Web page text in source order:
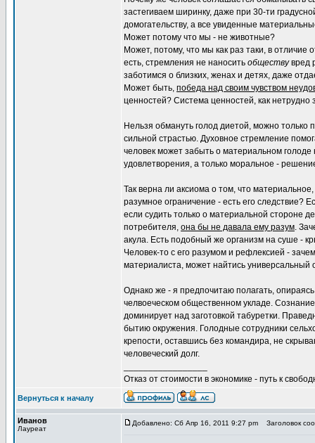
застегиваем ширинку, даже при 30-ти
домогательству, а все увиденные
Может потому что мы - не животные?
Может, потому, что мы как раз таки, в отличие
есть, стремления не наносить обществувред
заботимся о близких, женах и детях, даже
Может быть, победа над своим чувством
ценностей? Система ценностей, как нетрудно
Нельзя обмануть голод диетой, можно только
сильной страстью. Духовное стремление
человек может забыть о материальном
удовлетворения, а только моральное -
Так верна ли аксиома о том, что
разумное ограничение - есть его следствие?
если судить только о материальной стороне
потребителя, она бы не давала ему разум.
акула. Есть подобный же организм на суше -
Человек-то с его разумом и рефлексией -
материалиста, может найтись
Однако же - я предпочитаю полагать,
челвоеческом общественном укладе.
доминирует над заготовкой табуретки.
бытию окружения. Голодные сотрудники
крепости, оставшись без командира, не
человеческий долг.
Отказ от стоимости в экономике - путь к
Вернуться к началу
Иванов
Лауреат
Добавлено: Сб Апр 16, 2011 9:27 pm Заголовок